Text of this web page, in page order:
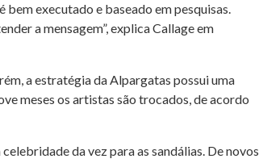
executado e baseado em pesquisas.
a mensagem”, explica Callage em
a estratégia da Alpargatas possui uma
meses os artistas são trocados, de acordo
da vez para as sandálias. De novos